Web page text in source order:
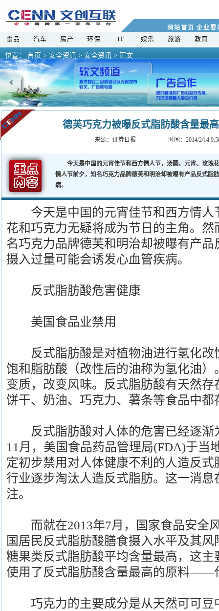
网站首页 企业要
食品 汽车 房产 环保 IT 娱乐 旅游 教育
位置： 首页 > 安全资讯 > 安全资讯 > 正文
德芙巧克力被曝反式脂肪酸含量最
来源： 证券日报 时间：2014/2/
今天是中国的元宵佳节和西方情人节，汤圆、元宵、玫瑰
情人节前夕，知名巧克力品牌德芙和明治却被曝有产品反式脂
病。
今天是中国的元宵佳节和西方情人
花和巧克力无疑将成为节日的主角。
名巧克力品牌德芙和明治却被曝有产
摄入过量可能会诱发心血管疾病。
反式脂肪酸危害健康
美国食品业禁用
反式脂肪酸是对植物油进行氢化改
饱和脂肪酸（改性后的油称为氢化油
变质，改变风味。反式脂肪酸有天然
饼干、奶油、巧克力、薯条等食品中都
反式脂肪酸对人体的危害已经逐渐
11月，美国食品药品管理局(FDA)于当
定初步禁用对人体健康不利的人造反
行业逐步淘汰人造反式脂肪。这一消
注。
而就在2013年7月，国家食品安全
国居民反式脂肪酸膳食摄入水平及其
糖果类反式脂肪酸平均含量最高，这
使用了反式脂肪酸含量最高的原料——
巧克力的主要成分是从天然可可豆